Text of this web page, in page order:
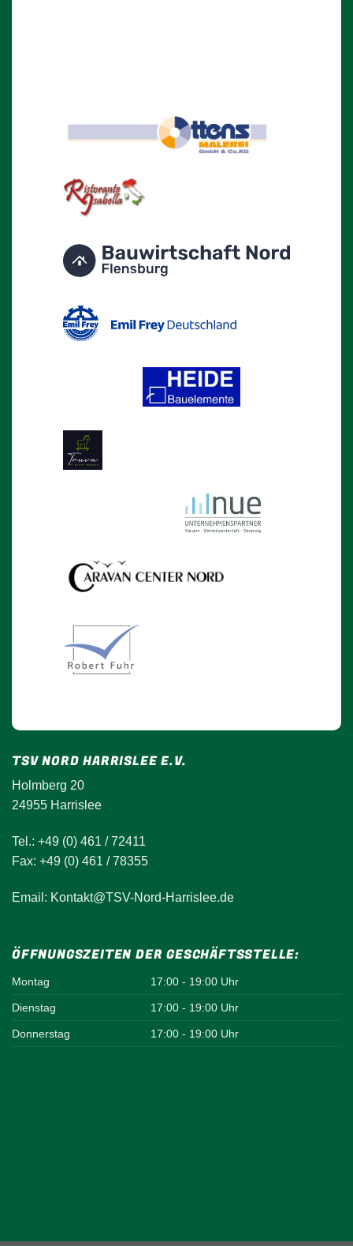
TSV NORD HARRISLEE E.V.
Holmberg 20
24955 Harrislee
Tel.: +49 (0) 461 / 72411
Fax: +49 (0) 461 / 78355
Email: Kontakt@TSV-Nord-Harrislee.de
ÖFFNUNGSZEITEN DER GESCHÄFTSSTELLE:
Montag 17:00 - 19:00 Uhr
Dienstag 17:00 - 19:00 Uhr
Donnerstag 17:00 - 19:00 Uhr